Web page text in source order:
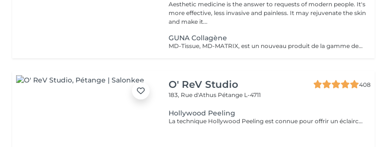
Aesthetic medicine is the answer to requests of modern people. It's
more effective, less invasive and painless. It may rejuvenate the skin
and make it...
GUNA Collagène
MD-Tissue, MD-MATRIX, est un nouveau produit de la gamme des dispositifs médicaux recommandés aussi bien pour les femmes que pour les hommes. Le collagène contenu dans le produit hydrate intensément les peaux matures et réduit l'apparence des rides et autres signes du vieillissement cutané (y compris le photovieillissement). La préparation peut être injectée directement dans des zones spécifiques de la peau pour remodeler mécaniquement les tissus et lisser les rides. La préparation a été enrichie d'ingrédients actifs supplémentaires tels que l'acide ascorbique (vitamine C), le magnésium, le chlorhydrate de pyridoxine (vitamine B6), la riboflavine (vitamine B2), la thiamine (vitamine B1). MD-Tissue peut être utilisé seul, ainsi que comme support pour d'autres préparations utilisées en médecine esthétique, comme l'acide hyaluronique ou le botox. Application: - effet anti-âge, - réduction des effets du photovieillissement, - correction des rides, - raffermissant, - Stärkt das extrazelluläre Matrixgewebe,
O' ReV Studio
408
183, Rue d'Athus Pétange L-4711
Hollywood Peeling
La technique Hollywood Peeling est connue pour offrir un éclaircissement immédiat de la peau et une apparence lisse et rafraîchie. Il est idéal pour les personnes ayant une peau à tendance acnéique, un teint terne ou des signes de vieillissement, et il est particulièrement bénéfique avant un événement spécial en raison de ses résultats rapides et visibles. Contre Indications: - Non recommandé pour les peaux foncées.